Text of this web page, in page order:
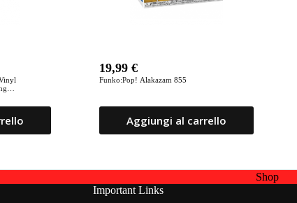
Funko:Pop! Alakazam 855
19,99€
Aggiungi al carrello
Shop
Important Links